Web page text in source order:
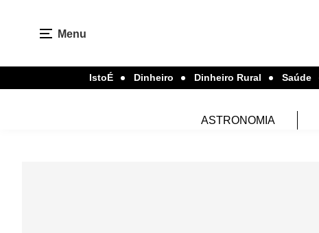
Menu
IstoÉ Dinheiro Dinheiro Rural Saúde
ASTRONOMIA